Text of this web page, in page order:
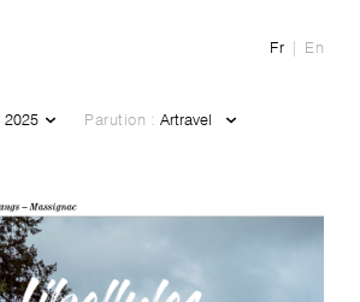
Fr En
Parution :